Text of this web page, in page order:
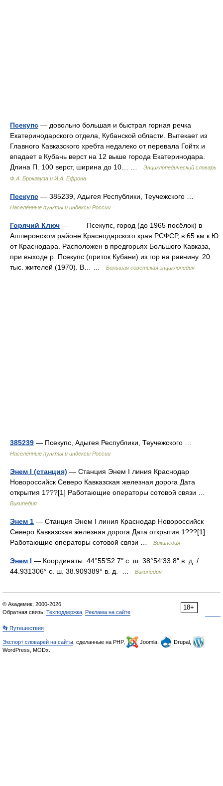
Псекупс — довольно большая и быстрая горная речка
Екатеринодарского отдела, Кубанской области. Вытекает из
Главного Кавказского хребта недалеко от перевала Гойтх и
впадает в Кубань верст на 12 выше города Екатеринодара.
Длина П. 100 верст, ширина до 10… …
Энциклопедический словарь
Ф.А. Брокгауза и И.А. Ефрона
Псекупс — 385239, Адыгея Республики, Теучежского …
Населённые пункты и индексы России
Горячий Ключ — Псекупс, город (до 1965 посёлок) в
Апшеронском районе Краснодарского края РСФСР, в 65 км к Ю.
от Краснодара. Расположен в предгорьях Большого Кавказа,
при выходе р. Псекупс (приток Кубани) из гор на равнину. 20
тыс. жителей (1970). В… …
Большая советская энциклопедия
385239 — Псекупс, Адыгея Республики, Теучежского …
Населённые пункты и индексы России
Энем I (станция) — Станция Энем I линия Краснодар
Новороссийск Северо Кавказская железная дорога Дата
открытия 1???[1] Работающие операторы сотовой связи …
Википедия
Энем 1 — Станция Энем I линия Краснодар Новороссийск
Северо Кавказская железная дорога Дата открытия 1???[1]
Работающие операторы сотовой связи …
Википедия
Энем I — Координаты: 44°55′52.7″ с. ш. 38°54′33.8″ в. д. /
44.931306° с. ш. 38.909389° в. д. …
Википедия
18+
© Академик, 2000-2026
Обратная связь: Техподдержка Реклама на сайте
👣 Путешествия
Экспорт словарей на сайты , сделанные на PHP, Joomla,
Drupal,
WordPress, MODx.